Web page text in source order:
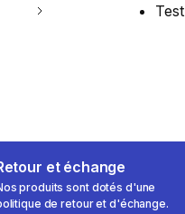
Test
et échange
produits sont dotés d'une
de retour et d'échange.